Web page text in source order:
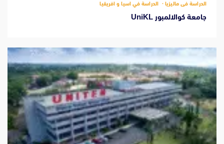
الدراسة فى ماليزيا الدراسة في اسيا و افريقيا
جامعة كوالالمبور UniKL